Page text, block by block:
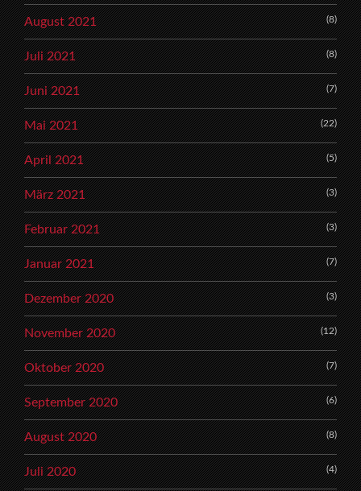
August 2021 (8)
Juli 2021 (8)
Juni 2021 (7)
Mai 2021 (22)
April 2021 (5)
März 2021 (3)
Februar 2021 (3)
Januar 2021 (7)
Dezember 2020 (3)
November 2020 (12)
Oktober 2020 (7)
September 2020 (6)
August 2020 (8)
Juli 2020 (4)